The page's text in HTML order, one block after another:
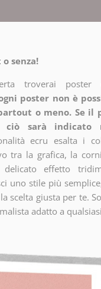
senza!
troverai poster
poster non è
o meno. Se il
ciò sarà indicato
ecru esalta i
tra la grafica, la
effetto
uno stile più
scelta giusta per te.
adatto a